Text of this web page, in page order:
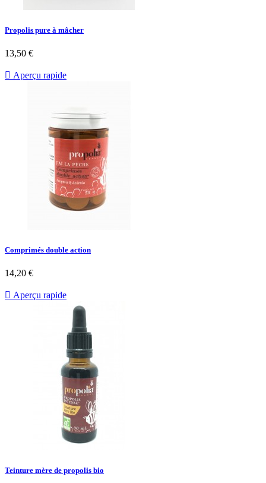
Propolis pure à mâcher
13,50 €
 Aperçu rapide
Comprimés double action
14,20 €
 Aperçu rapide
Teinture mère de propolis bio